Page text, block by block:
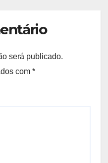
será publicado.
com *